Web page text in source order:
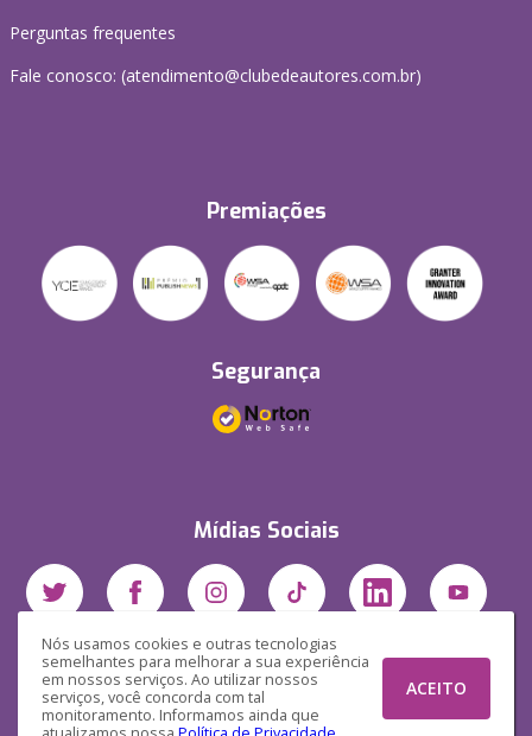
Nós usamos cookies e outras tecnologias
semelhantes para melhorar a sua experiência
em nossos serviços. Ao utilizar nossos
serviços, você concorda com tal
monitoramento. Informamos ainda que
ACEITO
Perguntas frequentes
Fale conosco: (atendimento@clubedeautores.com.br)
Premiações
Segurança
Mídias Sociais